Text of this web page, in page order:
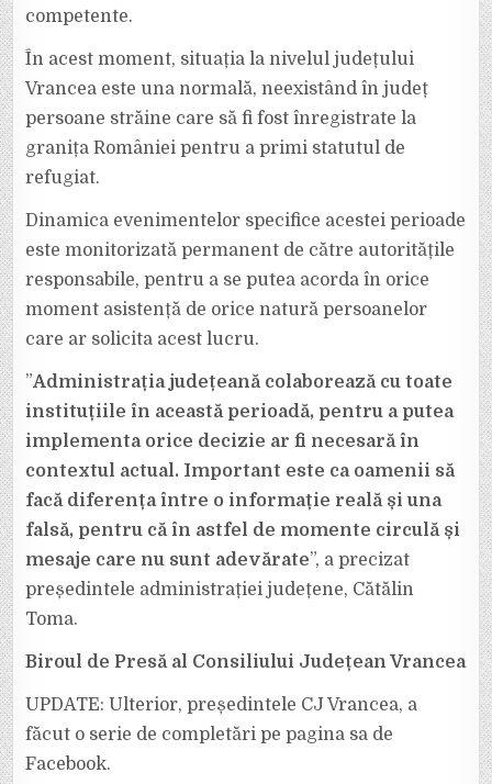
competente.
În acest moment, situația la nivelul județului
Vrancea este una normală, neexistând în județ
persoane străine care să fi fost înregistrate la
granița României pentru a primi statutul de
refugiat.
Dinamica evenimentelor specifice acestei perioade
este monitorizată permanent de către autoritățile
responsabile, pentru a se putea acorda în orice
moment asistență de orice natură persoanelor
care ar solicita acest lucru.
”Administrația județeană colaborează cu toate
instituțiile în această perioadă, pentru a putea
implementa orice decizie ar fi necesară în
contextul actual. Important este ca oamenii să
facă diferența între o informație reală și una
falsă, pentru că în astfel de momente circulă și
mesaje care nu sunt adevărate”, a precizat
președintele administrației județene, Cătălin
Toma.
Biroul de Presă al Consiliului Județean Vrancea
UPDATE: Ulterior, președintele CJ Vrancea, a
făcut o serie de completări pe pagina sa de
Facebook.